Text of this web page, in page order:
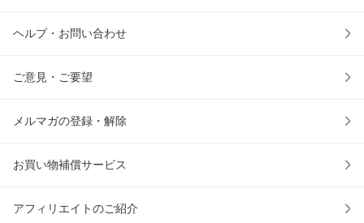
ヘルプ・お問い合わせ
ご意見・ご要望
メルマガの登録・解除
お買い物補償サービス
アフィリエイトのご紹介